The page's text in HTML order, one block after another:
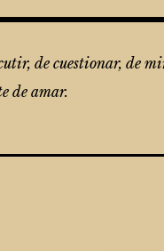
de cuestionar, de
de amar.